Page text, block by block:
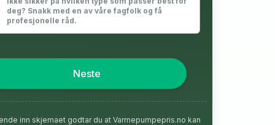
deg? Snakk med en av våre fagfolk og få
profesjonelle råd.
Neste
inn skjemaet godtar du at Varmepumpepris.no kan